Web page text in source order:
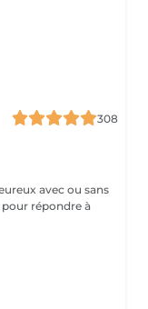
308
avec ou sans
pour répondre à